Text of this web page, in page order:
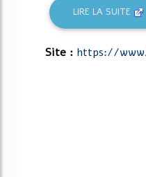
LIRE LA SUITE
Site : https://